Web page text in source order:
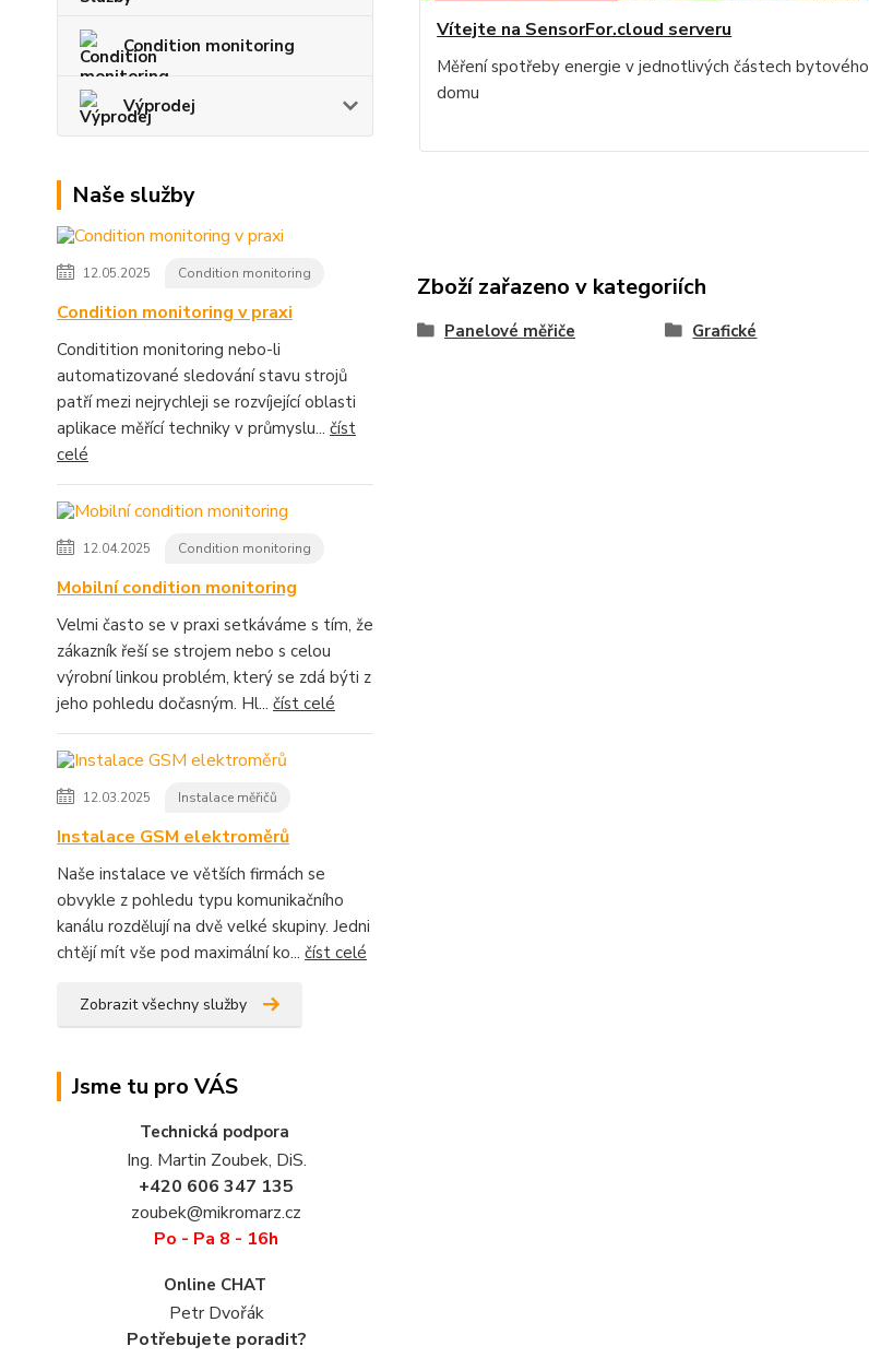
Condition monitoring
Výprodej
Naše služby
12.05.2025 Condition monitoring
Condition monitoring v praxi
Conditition monitoring nebo-li
automatizované sledování stavu strojů
patří mezi nejrychleji se rozvíjející oblasti
aplikace měřící techniky v průmyslu... číst
celé
12.04.2025 Condition monitoring
Mobilní condition monitoring
Velmi často se v praxi setkáváme s tím, že
zákazník řeší se strojem nebo s celou
výrobní linkou problém, který se zdá býti z
jeho pohledu dočasným. Hl... číst celé
12.03.2025 Instalace měřičů
Instalace GSM elektroměrů
Naše instalace ve větších firmách se
obvykle z pohledu typu komunikačního
kanálu rozdělují na dvě velké skupiny. Jedni
chtějí mít vše pod maximální ko... číst celé
Zobrazit všechny služby
Jsme tu pro VÁS
Technická podpora
Ing. Martin Zoubek, DiS.
+420 606 347 135
zoubek@mikromarz.cz
Po - Pa 8 - 16h
Online CHAT
Petr Dvořák
Potřebujete poradit?
Vítejte na SensorFor.cloud serveru
Měření spotřeby energie v jednotlivých částech bytového
domu
Zboží zařazeno v kategoriích
Panelové měřiče Grafické